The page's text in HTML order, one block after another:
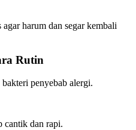
harum dan segar kembali
Rutin
penyebab alergi.
cantik dan rapi.